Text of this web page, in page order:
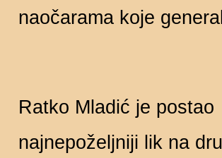
naočarama koje
Ratko Mladić je postao
najnepoželjniji lik na